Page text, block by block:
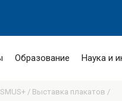
Образование Наука и
/ Выставка плакатов /